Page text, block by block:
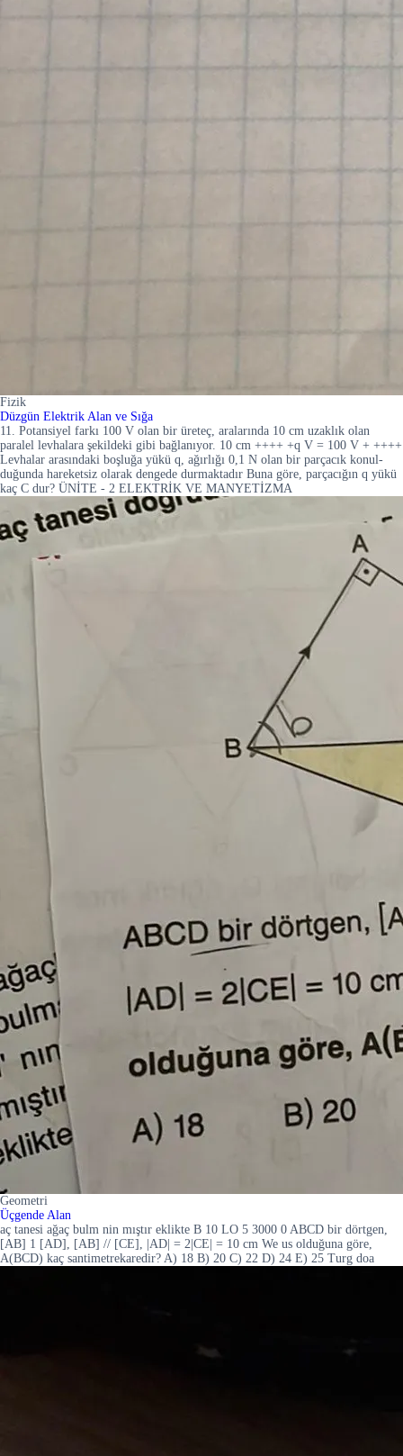
Fizik
Düzgün Elektrik Alan ve Sığa
11. Potansiyel farkı 100 V olan bir üreteç, aralarında 10 cm uzaklık olan
paralel levhalara şekildeki gibi bağlanıyor. 10 cm ++++ +q V = 100 V + ++++
Levhalar arasındaki boşluğa yükü q, ağırlığı 0,1 N olan bir parçacık konul-
duğunda hareketsiz olarak dengede durmaktadır Buna göre, parçacığın q yükü
kaç C dur? ÜNİTE - 2 ELEKTRİK VE MANYETİZMA
Geometri
Üçgende Alan
aç tanesi ağaç bulm nin mıştır eklikte B 10 LO 5 3000 0 ABCD bir dörtgen,
[AB] 1 [AD], [AB] // [CE], |AD| = 2|CE| = 10 cm We us olduğuna göre,
A(BCD) kaç santimetrekaredir? A) 18 B) 20 C) 22 D) 24 E) 25 Turg doa